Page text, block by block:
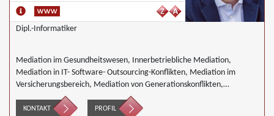
Dipl.-Informatiker
Mediation im Gesundheitswesen, Innerbetriebliche Mediation,
Mediation in IT- Software- Outsourcing-Konflikten, Mediation im
Versicherungsbereich, Mediation von Generationskonflikten,
Mediation bei Gesellschafterkonflikten, Mediation im öffentlichen
Bereich, Mediation bei Team- und Gruppenkonflikten, Mediation von
KONTAKT PROFIL